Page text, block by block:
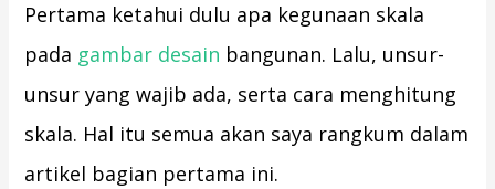
Pertama ketahui dulu apa kegunaan skala
pada gambar desain bangunan. Lalu, unsur-
unsur yang wajib ada, serta cara menghitung
skala. Hal itu semua akan saya rangkum dalam
artikel bagian pertama ini.